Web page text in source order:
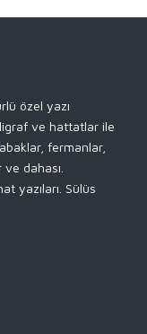
özel yazı
ve hattatlar ile
fermanlar,
dahası.
yazıları. Sülüs